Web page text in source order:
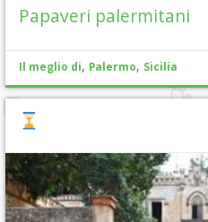
Papaveri palermitani
Il meglio di, Palermo, Sicilia